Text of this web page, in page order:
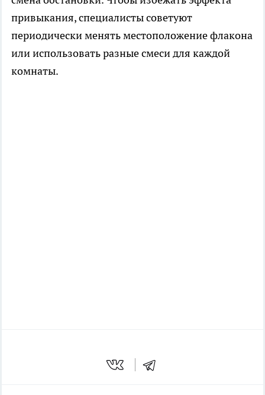
привыкания, специалисты советуют
периодически менять местоположение флакона
или использовать разные смеси для каждой
комнаты.